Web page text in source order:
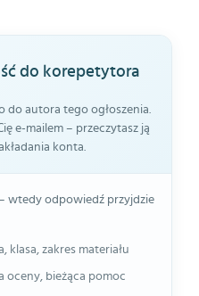
do korepetytora
do autora tego ogłoszenia.
e-mailem – przeczytasz ją
konta.
wtedy odpowiedź przyjdzie
klasa, zakres materiału
oceny, bieżąca pomoc